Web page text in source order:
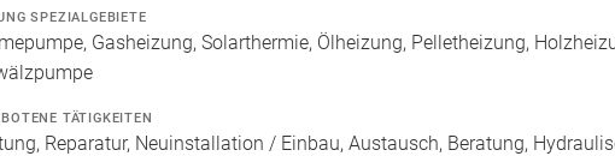
SPEZIALGEBIETE
Gasheizung, Solarthermie, Ölheizung, Pelletheizung,
TÄTIGKEITEN
Reparatur, Neuinstallation / Einbau, Austausch, Beratung,